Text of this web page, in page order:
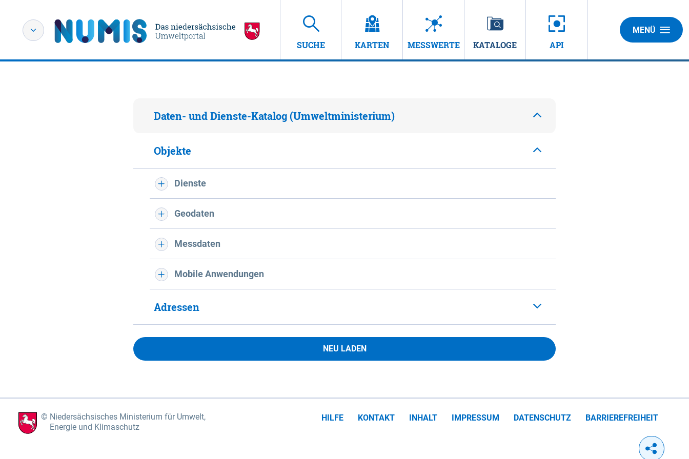
SUCHE KARTEN MESSWERTE KATALOGE API
MENÜ
Daten- und Dienste-Katalog (Umweltministerium)
Objekte
Dienste
Geodaten
Messdaten
Mobile Anwendungen
Adressen
NEU LADEN
Niedersächsisches Ministerium für Umwelt,
Energie und Klimaschutz
HILFE KONTAKT INHALT IMPRESSUM DATENSCHUTZ BARRIEREFREIHEIT